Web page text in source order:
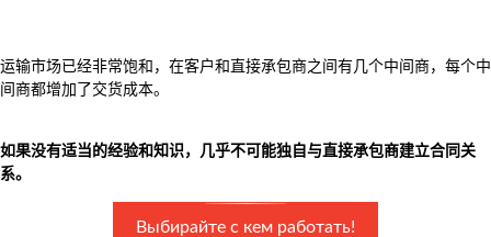
运输市场已经非常饱和，在客户和直接承包商之间有几个中间商，每个中
间商都增加了交货成本。
如果没有适当的经验和知识，几乎不可能独自与直接承包商建立合同关
系。
Выбирайте с кем работать!